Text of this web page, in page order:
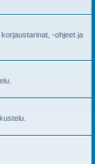
-ohjeet ja